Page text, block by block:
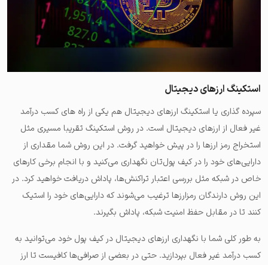
استکینگ ارزهای دیجیتال
سپرده گذاری یا استکینگ ارزهای دیجیتال هم یکی از راه های کسب درآمد
غیر فعال از ارزهای دیجیتال است. در روش استکینگ تقریبا مسیری مثل
استخراج رمز ارزها را در پیش خواهید گرفت. در این روش شما مقداری از
دارایی‌های خود را در کیف پول‌تان نگهداری می‌کنید و با انجام برخی کارهای
خاص در شبکه مثل بررسی اعتبار تراکنش‌ها، پاداش دریافت خواهید کرد. در
این روش دارندگان رمزارزها ترغیب می‌شوند که دارایی‌های خود را استیک
کنند تا در مقابل حفظ امنیت شبکه، پاداش بگیرند.
به طور کلی شما با نگهداری ارزهای دیجیتال در کیف پول خود می‌توانید به
کسب درآمد غیر فعال بپردازید. حتی در بعضی از صرافی‌ها کافیست تا ارز